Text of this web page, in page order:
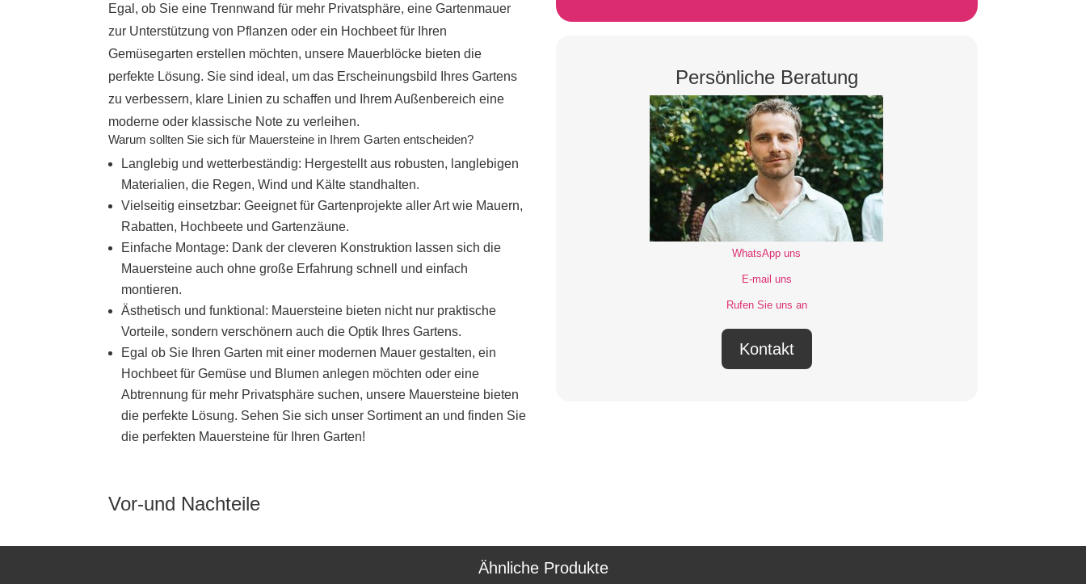
Egal, ob Sie eine Trennwand für mehr Privatsphäre, eine Gartenmauer
zur Unterstützung von Pflanzen oder ein Hochbeet für Ihren
Gemüsegarten erstellen möchten, unsere Mauerblöcke bieten die
perfekte Lösung. Sie sind ideal, um das Erscheinungsbild Ihres Gartens
zu verbessern, klare Linien zu schaffen und Ihrem Außenbereich eine
moderne oder klassische Note zu verleihen.
Warum sollten Sie sich für Mauersteine ​​in Ihrem Garten entscheiden?
Langlebig und wetterbeständig: Hergestellt aus robusten, langlebigen
Materialien, die Regen, Wind und Kälte standhalten.
Vielseitig einsetzbar: Geeignet für Gartenprojekte aller Art wie Mauern,
Rabatten, Hochbeete und Gartenzäune.
Einfache Montage: Dank der cleveren Konstruktion lassen sich die
Mauersteine ​​auch ohne große Erfahrung schnell und einfach
montieren.
Ästhetisch und funktional: Mauersteine ​​bieten nicht nur praktische
Vorteile, sondern verschönern auch die Optik Ihres Gartens.
Egal ob Sie Ihren Garten mit einer modernen Mauer gestalten, ein
Hochbeet für Gemüse und Blumen anlegen möchten oder eine
Abtrennung für mehr Privatsphäre suchen, unsere Mauersteine ​​bieten
die perfekte Lösung. Sehen Sie sich unser Sortiment an und finden Sie
die perfekten Mauersteine ​​für Ihren Garten!
Vor-und Nachteile
Persönliche Beratung
WhatsApp uns
E-mail uns
Rufen Sie uns an
Kontakt
Ähnliche Produkte